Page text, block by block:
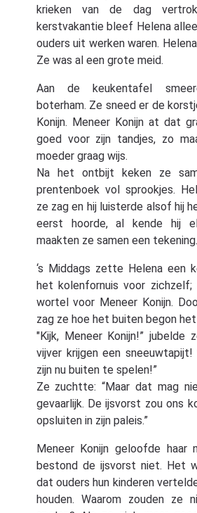
krieken van de dag
kerstvakantie bleef Helena
ouders uit werken waren.
Ze was al een grote meid.
Aan de keukentafel
boterham. Ze sneed er de
Konijn. Meneer Konijn at dat
goed voor zijn tandjes, zo
moeder graag wijs.
Na het ontbijt keken ze
prentenboek vol sprookjes.
ze zag en hij luisterde alsof hij
eerst hoorde, al kende hij
maakten ze samen een tekening.
‘s Middags zette Helena een
het kolenfornuis voor zichzelf;
wortel voor Meneer Konijn.
zag ze hoe het buiten begon
"Kijk, Meneer Konijn!” jubelde
vijver krijgen een
zijn nu buiten te spelen!”
Ze zuchtte: “Maar dat mag
gevaarlijk. De ijsvorst zou ons
opsluiten in zijn paleis.”
Meneer Konijn geloofde haar
bestond de ijsvorst niet. Het
dat ouders hun kinderen
houden. Waarom zouden ze